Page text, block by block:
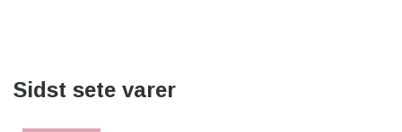
Sidst sete varer